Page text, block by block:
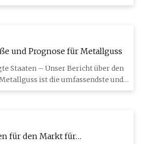
und Prognose für Metallguss
Staaten – Unser Bericht über den
ist die umfassendste und
für den Markt für